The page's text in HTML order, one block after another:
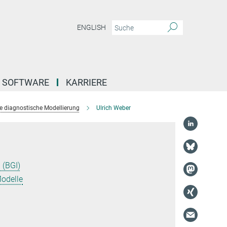
ENGLISH
SOFTWARE KARRIERE
diagnostische Modellierung Ulrich Weber